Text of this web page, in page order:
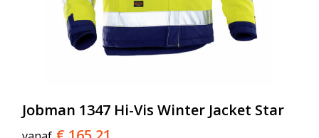
Jobman 1347 Hi-Vis Winter Jacket Star